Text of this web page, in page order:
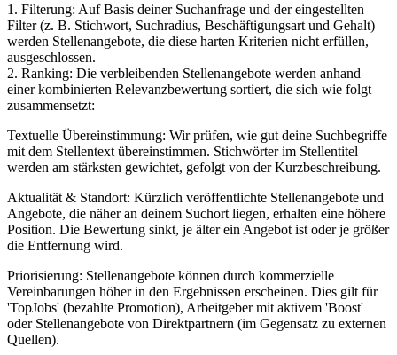
1. Filterung: Auf Basis deiner Suchanfrage und der eingestellten
Filter (z. B. Stichwort, Suchradius, Beschäftigungsart und Gehalt)
werden Stellenangebote, die diese harten Kriterien nicht erfüllen,
ausgeschlossen.
2. Ranking: Die verbleibenden Stellenangebote werden anhand
einer kombinierten Relevanzbewertung sortiert, die sich wie folgt
zusammensetzt:
Textuelle Übereinstimmung: Wir prüfen, wie gut deine Suchbegriffe
mit dem Stellentext übereinstimmen. Stichwörter im Stellentitel
werden am stärksten gewichtet, gefolgt von der Kurzbeschreibung.
Aktualität & Standort: Kürzlich veröffentlichte Stellenangebote und
Angebote, die näher an deinem Suchort liegen, erhalten eine höhere
Position. Die Bewertung sinkt, je älter ein Angebot ist oder je größer
die Entfernung wird.
Priorisierung: Stellenangebote können durch kommerzielle
Vereinbarungen höher in den Ergebnissen erscheinen. Dies gilt für
'TopJobs' (bezahlte Promotion), Arbeitgeber mit aktivem 'Boost'
oder Stellenangebote von Direktpartnern (im Gegensatz zu externen
Quellen).